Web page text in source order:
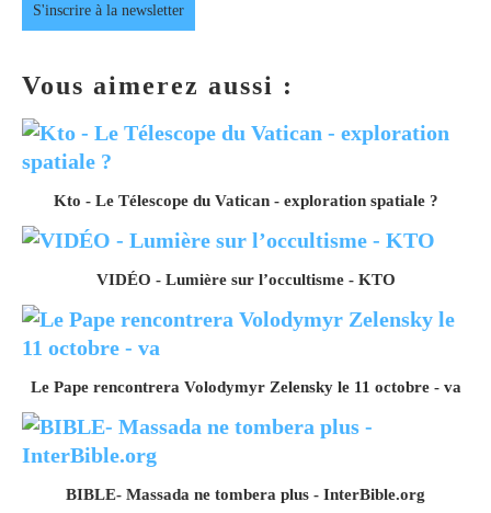
S'inscrire à la newsletter
Vous aimerez aussi :
Kto - Le Télescope du Vatican - exploration spatiale ?
VIDÉO - Lumière sur l’occultisme - KTO
Le Pape rencontrera Volodymyr Zelensky le 11 octobre - va
BIBLE- Massada ne tombera plus - InterBible.org